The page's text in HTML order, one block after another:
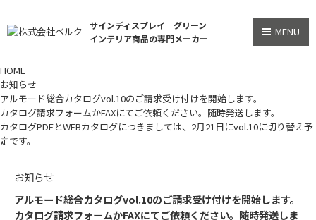
サインディスプレイ グリーン
インテリア商品の専門メーカー
MENU
HOME
お知らせ
アルモード総合カタログvol.10のご請求受け付けを開始します。
カタログ請求フォームかFAXにてご依頼ください。随時発送します。
カタログPDFとWEBカタログにつきましては、2月21日にvol.10に切り替え予
定です。
お知らせ
アルモード総合カタログvol.10のご請求受け付けを開始します。
カタログ請求フォームかFAXにてご依頼ください。随時発送しま